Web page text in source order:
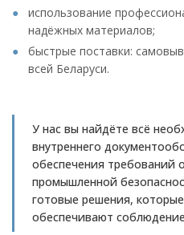
использование
надёжных материалов;
быстрые поставки:
всей Беларуси.
У нас вы найдёте всё
внутреннего
обеспечения требований
промышленной
готовые решения,
обеспечивают